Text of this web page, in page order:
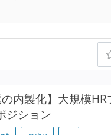
内製化】大規模
ジション